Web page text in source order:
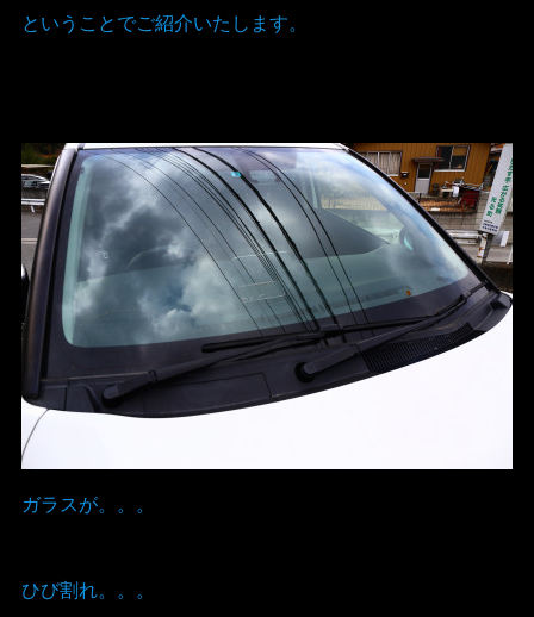
ということでご紹介いたします。
ガラスが。。。
ひび割れ。。。